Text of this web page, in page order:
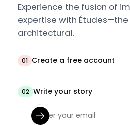
Experience the fusion of
expertise with
architectural.
01 Create a free account
02 Write your story